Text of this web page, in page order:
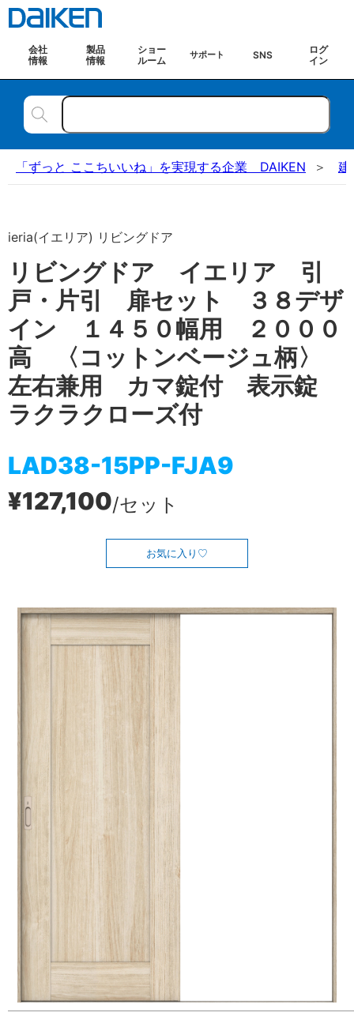
会社
情報
製品
情報
ショー
ルーム
サポート SNS
ログ
イン
「ずっと ここちいいね」を実現する企業 DAIKEN 建
ieria(イエリア) リビングドア
リビングドア イエリア 引
戸・片引 扉セット ３８デザ
イン １４５０幅用 ２０００
高 〈コットンベージュ柄〉
左右兼用 カマ錠付 表示錠
ラクラクローズ付
LAD38-15PP-FJA9
¥127,100/セット
お気に入り